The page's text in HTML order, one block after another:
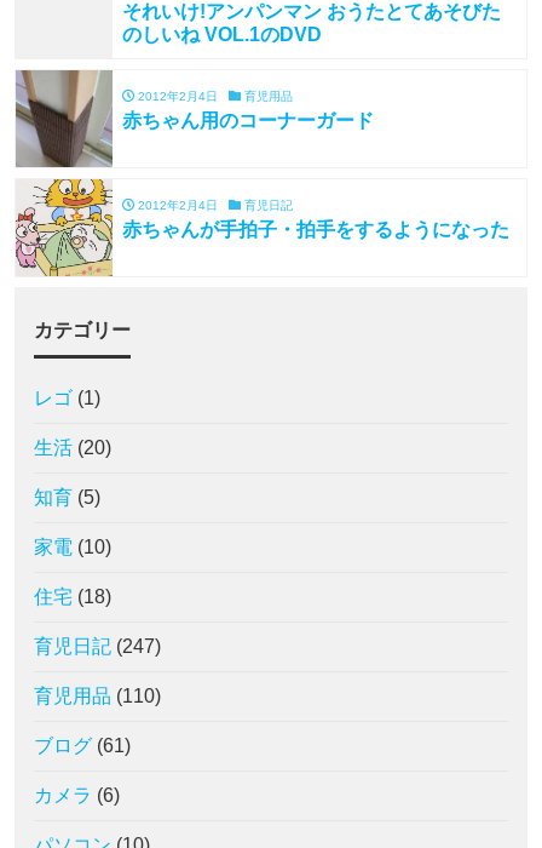
それいけ!アンパンマン おうたとてあそびた
のしいね VOL.1のDVD
2012年2月4日 育児用品
赤ちゃん用のコーナーガード
2012年2月4日 育児日記
赤ちゃんが手拍子・拍手をするようになった
カテゴリー
レゴ (1)
生活 (20)
知育 (5)
家電 (10)
住宅 (18)
育児日記 (247)
育児用品 (110)
ブログ (61)
カメラ (6)